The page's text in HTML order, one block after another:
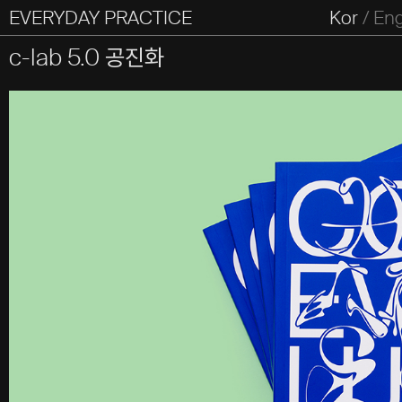
EVERYDAY PRACTICE
일상의실천 Kor/
All Types Graphic
c-lab 5.0 공진화